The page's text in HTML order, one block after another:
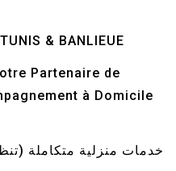
& BANLIEUE
Partenaire de
à Domicile
خدمات منزلية متكاملة